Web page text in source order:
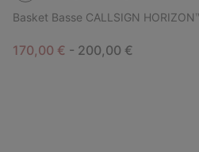
Basket Basse CALLSIGN
Minimum sale price:
170,00 € - Maximum price:
200,00 €